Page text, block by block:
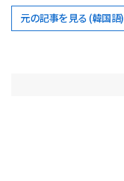
元の記事を見る (韓国語)